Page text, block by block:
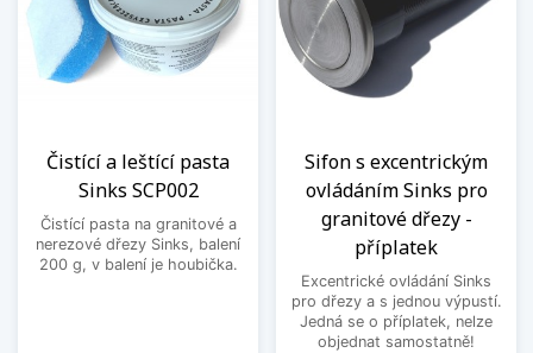
Čistící a leštící pasta
Sinks SCP002
Čistící pasta na granitové a
nerezové dřezy Sinks, balení
200 g, v balení je houbička.
Sifon s excentrickým
ovládáním Sinks pro
granitové dřezy -
příplatek
Excentrické ovládání Sinks
pro dřezy a s jednou výpustí.
Jedná se o příplatek, nelze
objednat samostatně!